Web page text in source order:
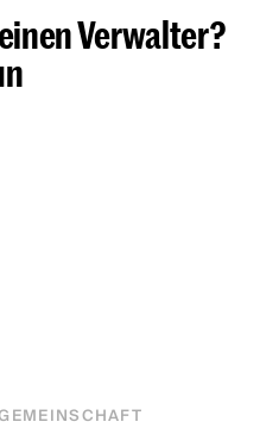
Verwalter?